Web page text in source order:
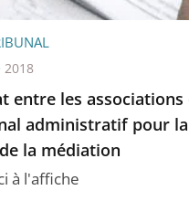
entre les
administratif pour
la médiation
à l'affiche
2018